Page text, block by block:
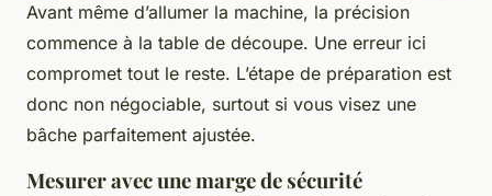
Avant même d’allumer la machine, la précision
commence à la table de découpe. Une erreur ici
compromet tout le reste. L’étape de préparation est
donc non négociable, surtout si vous visez une
bâche parfaitement ajustée.
Mesurer avec une marge de sécurité